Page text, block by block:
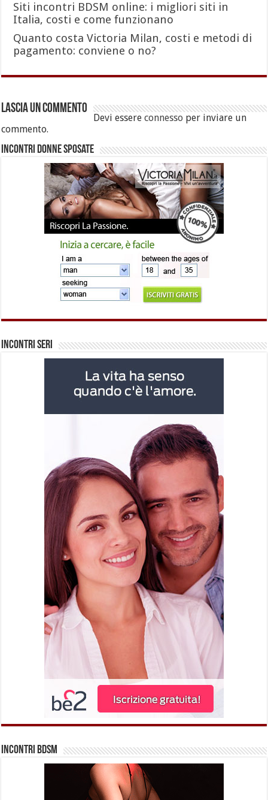
Siti incontri BDSM online: i migliori siti in
Italia, costi e come funzionano
Quanto costa Victoria Milan, costi e metodi di
pagamento: conviene o no?
Lascia un commento
Devi essereconnesso per inviare un
commento.
Incontri Donne Sposate
Incontri Seri
Incontri BDSM